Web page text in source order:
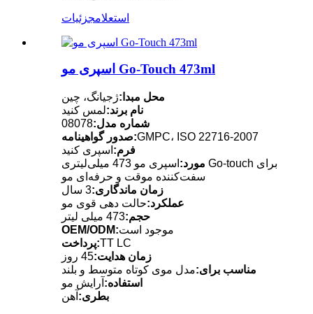
استعلامجزئیات
اسپری مو Go-Touch 473ml
محل مبدا:ژجیانگ، چین
نام برند:لمس کنید
شماره مدل:08078
صدور گواهینامه:GMPC، ISO 22716-2007
فرم: اسپری کنید
مورد:
اسپری مو 473 میلی‌لیتری Go-touch برای
سفت‌کننده موقت و حرفه‌ای مو
زمان ماندگاری:3 سال
عملکرد:حالت دهی قوی مو
حجم:473 میلی لیتر
OEM/ODM:موجود است
پرداخت:TT LC
زمان هدایت:45 روز
مناسب برای:مدل موی کوتاه متوسط ​​و بلند
استفاده: آرایش مو
بطری: آهن